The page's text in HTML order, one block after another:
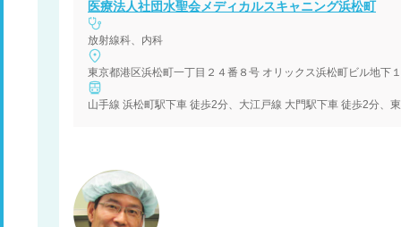
医療法人社団水聖会メディカルスキャニング浜松町
放射線科、内科
東京都港区浜松町一丁目２４番８号 オリックス浜松町ビル地下
山手線 浜松町駅下車 徒歩2分、大江戸線 大門駅下車 徒歩2分、